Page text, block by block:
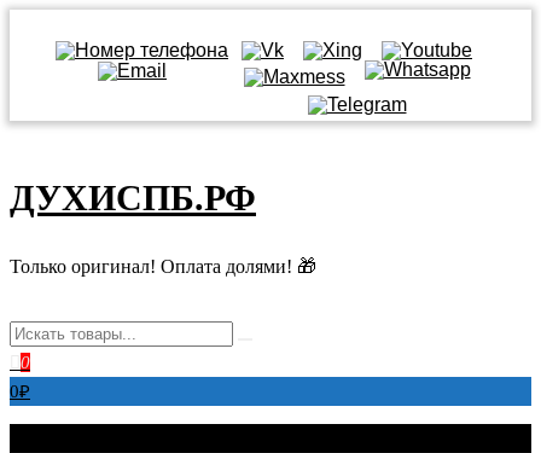
содержимому
ДУХИСПБ.РФ
Только оригинал! Оплата долями! 🎁
0
0₽